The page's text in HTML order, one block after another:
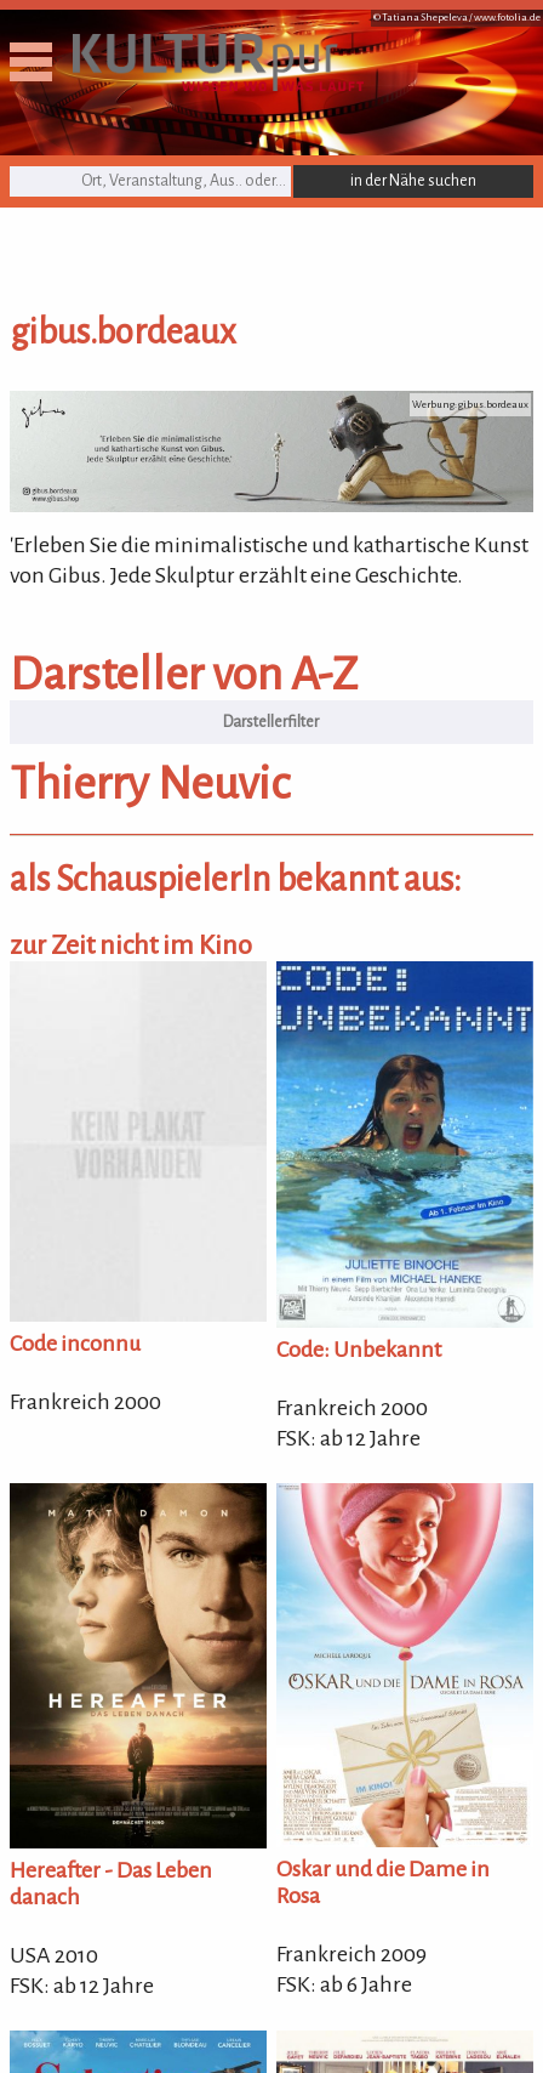
© Tatiana Shepeleva /www.fotolia.de
KULTURpur Suche
gibus.bordeaux
gibus.bordeaux Werbung: gibus.bordeaux
'Erleben Sie die minimalistische und kathartische Kunst
von Gibus. Jede Skulptur erzählt eine Geschichte.
Darsteller von A-Z
Darsteller von A-Z
Thierry Neuvic
als SchauspielerIn bekannt aus:
zur Zeit nicht im Kino
Code inconnu
Frankreich 2000
Code: Unbekannt
Frankreich 2000
FSK: ab 12 Jahre
Hereafter - Das Leben
danach
USA 2010
FSK: ab 12 Jahre
Oskar und die Dame in
Rosa
Frankreich 2009
FSK: ab 6 Jahre